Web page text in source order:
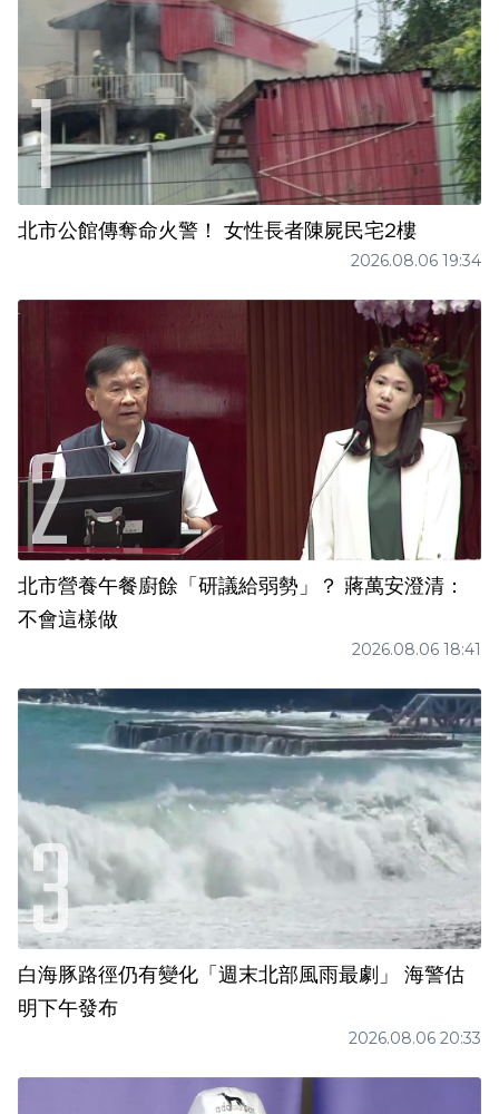
北市公館傳奪命火警！ 女性長者陳屍民宅2樓
2026.08.06 19:34
北市營養午餐廚餘「研議給弱勢」？ 蔣萬安澄清：
不會這樣做
2026.08.06 18:41
白海豚路徑仍有變化「週末北部風雨最劇」 海警估
明下午發布
2026.08.06 20:33